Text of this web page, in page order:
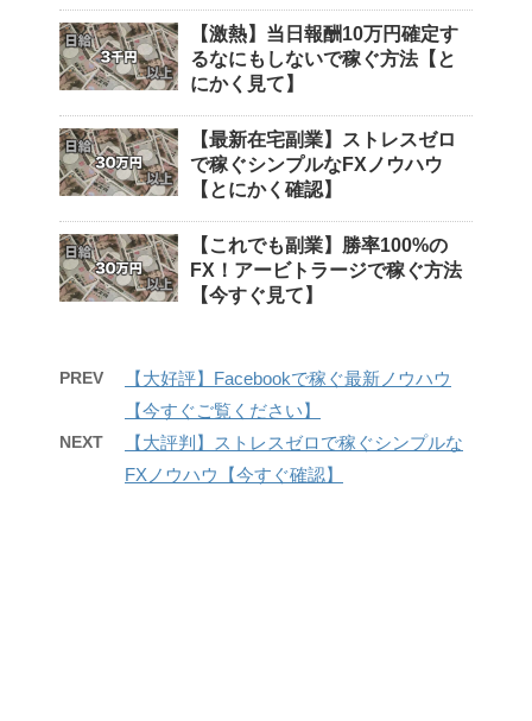
【激熱】当日報酬10万円確定す
るなにもしないで稼ぐ方法【と
にかく見て】
【最新在宅副業】ストレスゼロ
で稼ぐシンプルなFXノウハウ
【とにかく確認】
【これでも副業】勝率100%の
FX！アービトラージで稼ぐ方法
【今すぐ見て】
PREV
【大好評】Facebookで稼ぐ最新ノウハウ
【今すぐご覧ください】
NEXT
【大評判】ストレスゼロで稼ぐシンプルな
FXノウハウ【今すぐ確認】